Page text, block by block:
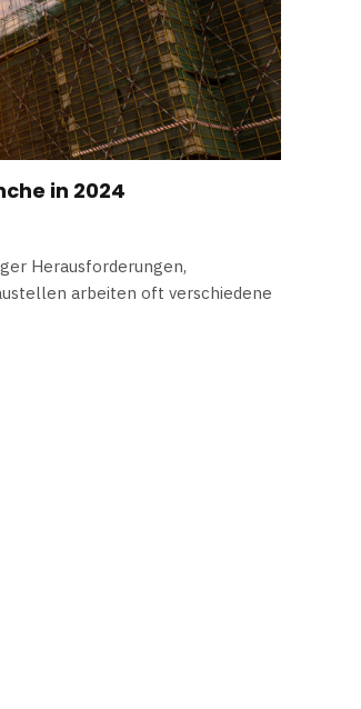
in 2024
Herausforderungen,
arbeiten oft verschiedene